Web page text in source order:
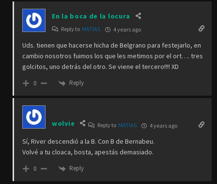
En la boca de la locura
Reply to MATIAS 4 years ago
Uds. tienen que hacerse hicha de Belgrano para festejarlo, en
cambio nosotros fuimos los que les metimos por el ort…. tres
golcitos, uno detrás del otro. Se viene el tercero!!!! XD
0 Reply
wolvie Reply to MATIAS 4 years ago
Sí, River descendió a la B. Con B de Bernabeu.
Volvé a tu cloaca, bosta, apestás demasiado.
0 Reply